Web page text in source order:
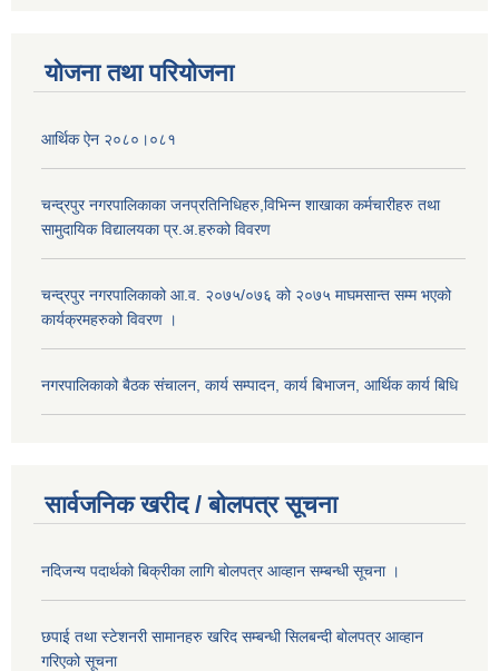
योजना तथा परियोजना
आर्थिक ऐन २०८०।०८१
चन्द्रपुर नगरपालिकाका जनप्रतिनिधिहरु,विभिन्न शाखाका कर्मचारीहरु तथा
सामुदायिक विद्यालयका प्र.अ.हरुको विवरण
चन्द्रपुर नगरपालिकाको आ.व. २०७५/०७६ को २०७५ माघमसान्त सम्म भएको
कार्यक्रमहरुको विवरण ।
नगरपालिकाको बैठक संचालन, कार्य सम्पादन, कार्य बिभाजन, आर्थिक कार्य बिधि
सार्वजनिक खरीद / बोलपत्र सूचना
नदिजन्य पदार्थको बिक्रीका लागि बोलपत्र आव्हान सम्बन्धी सूचना ।
छपाई तथा स्टेशनरी सामानहरु खरिद सम्बन्धी सिलबन्दी बोलपत्र आव्हान
गरिएको सूचना